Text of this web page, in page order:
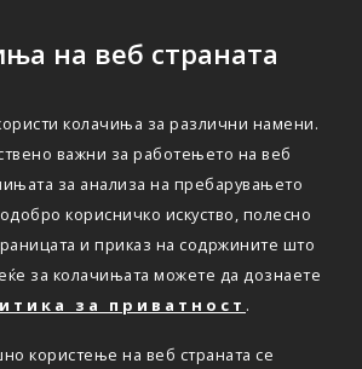
на веб страната
колачиња за различни намени.
важни за работењето на веб
за анализа на пребарувањето
корисничко искуство, полесно
и приказ на содржините што
за колачињата можете да дознаете
за приватност .
користење на веб страната се